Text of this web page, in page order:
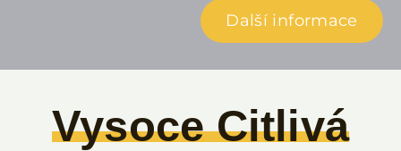
Další informace
Vysoce Citlivá